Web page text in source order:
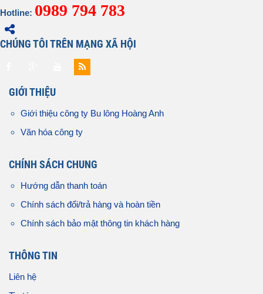
Hotline: 0989 794 783
CHÚNG TÔI TRÊN MẠNG XÃ HỘI
GIỚI THIỆU
Giới thiệu công ty Bu lông Hoàng Anh
Văn hóa công ty
CHÍNH SÁCH CHUNG
Hướng dẫn thanh toán
Chính sách đổi/trả hàng và hoàn tiền
Chính sách bảo mật thông tin khách hàng
THÔNG TIN
Liên hệ